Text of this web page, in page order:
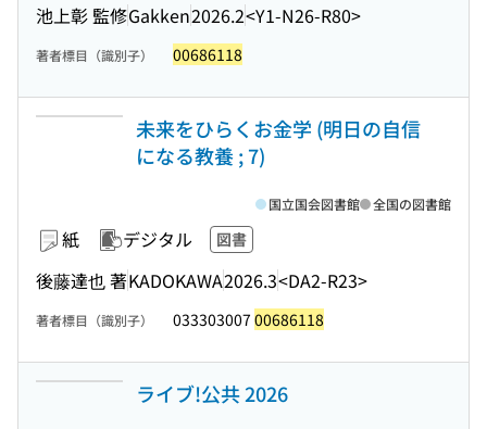
池上彰 監修Gakken2026.2<Y1-N26-R80>
著者標目（識別子） 00686118
未来をひらくお金学 (明日の自信
になる教養 ; 7)
紙 デジタル 図書
後藤達也 著KADOKAWA2026.3<DA2-R23>
国立国会図書館 全国の図書館
著者標目（識別子） 033303007 00686118
ライブ!公共 2026